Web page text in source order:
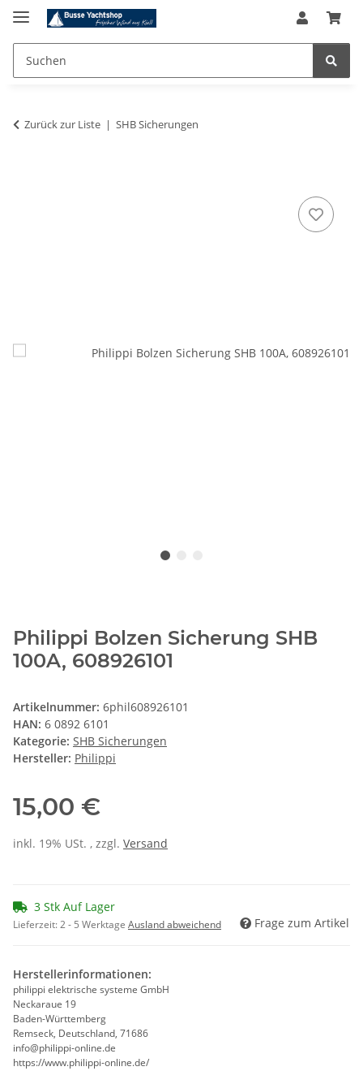
Zurück zur Liste SHB Sicherungen
Philippi Bolzen Sicherung SHB
100A, 608926101
Artikelnummer: 6phil608926101
HAN: 6 0892 6101
Kategorie: SHB Sicherungen
Hersteller: Philippi
15,00 €
inkl. 19% USt. , zzgl. Versand
3 Stk Auf Lager
Lieferzeit:2 - 5 Werktage Ausland abweichend Frage zum Artikel
Herstellerinformationen:
philippi elektrische systeme GmbH
Neckaraue 19
Baden-Württemberg
Remseck, Deutschland, 71686
info@philippi-online.de
https://www.philippi-online.de/